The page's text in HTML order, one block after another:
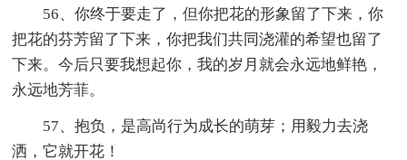
56、你终于要走了，但你把花的形象留了下来，你
把花的芬芳留了下来，你把我们共同浇灌的希望也留了
下来。今后只要我想起你，我的岁月就会永远地鲜艳，
永远地芳菲。
57、抱负，是高尚行为成长的萌芽；用毅力去浇
洒，它就开花！